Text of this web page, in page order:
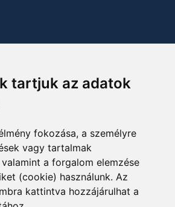
tartjuk az adatok
fokozása, a személyre
vagy tartalmak
a forgalom elemzése
(cookie) használunk. Az
kattintva hozzájárulhat a